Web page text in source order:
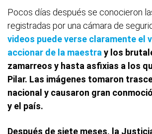
Pocos días después se conocieron
registradas por una cámara de
videos puede verse claramente el
accionar de la maestra y los
zamarreos y hasta asfixias a los
Pilar. Las imágenes tomaron
nacional y causaron gran
y el país.
Después de siete meses, la